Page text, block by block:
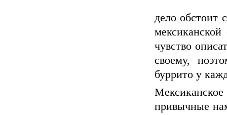
дело обстоит
чувство
своему,
буррито у
привычные